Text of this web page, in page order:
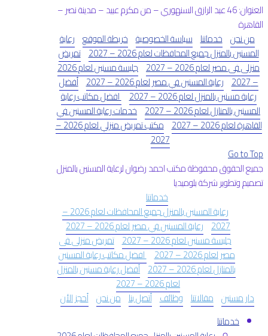
العنوان: 46 عبد الرازق السنهوري – من مكرم عبيد – مدينة نصر –
القاهرة
من نحن خدماتنا سياسة الخصوصية خريطة الموقع رعاية
المسنين بالمنزل جميع المحافظات لعام 2026 – 2027
تمريض
منزلى فى مصر لعام 2026 – 2027
جليسة مسنين لعام 2026
– 2027
رعاية المسنين في مصر لعام 2026 – 2027
أفضل
رعاية مسنين بالمنزل لعام 2026 – 2027
افضل مكاتب رعاية
المسنين بالمنازل لعام 2026 – 2027
خدمات رعاية المسنين في
القاهرة لعام 2026 – 2027
مكتب تمريض منزلي لعام 2026 –
2027
Go to Top
جميع الحقوق محفوظة مكتب احمد رضوان لرعاية المسنين بالمنزل
تصميم وتطوير شركة بلوميديا
خدماتنا
رعاية المسنين بالمنزل جميع المحافظات لعام 2026 –
2027 رعاية المسنين في مصر لعام 2026 – 2027
جليسة مسنين لعام 2026 – 2027
تمريض منزلى فى
مصر لعام 2026 – 2027
افضل مكاتب رعاية المسنين
بالمنازل لعام 2026 – 2027
أفضل رعاية مسنين بالمنزل
لعام 2026 – 2027
دار مسنين مقالاتنا وظائف أتصل بنا من نحن أحجز الأن
خدماتنا